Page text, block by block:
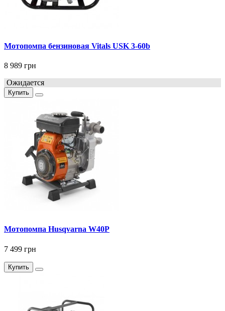
Мотопомпа бензиновая Vitals USK 3-60b
8 989 грн
Ожидается
Купить
Мотопомпа Husqvarna W40P
7 499 грн
Купить